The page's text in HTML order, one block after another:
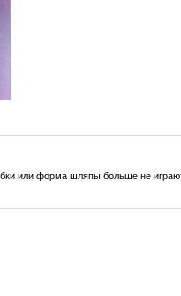
или форма шляпы больше не